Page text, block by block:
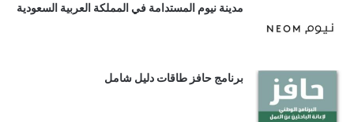
مدينة نيوم المستدامة في المملكة العربية السعودية
برنامج حافز طاقات دليل شامل